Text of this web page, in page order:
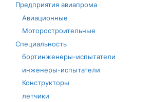
Предприятия авиапрома
Авиационные
Моторостроительные
Специальность
бортинженеры-испытатели
инженеры-испытатели
Конструкторы
летчики